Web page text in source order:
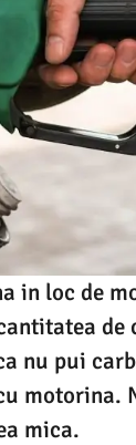
in loc de
nu pui
motorina.
mica.